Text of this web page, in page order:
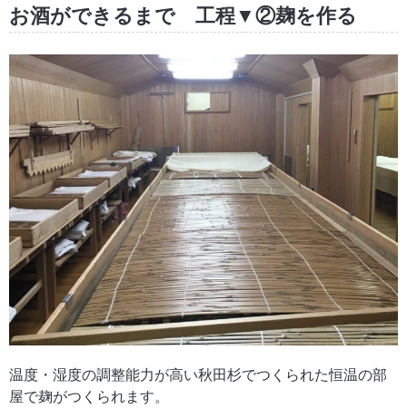
お酒ができるまで 工程▼②麹を作る
温度・湿度の調整能力が高い秋田杉でつくられた恒温の部
屋で麹がつくられます。